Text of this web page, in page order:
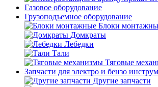
Газовое оборудование
Грузоподъемное оборудование
Блоки
Домкраты
Лебедки
Тали
Тяговые
Запчасти для электро и бензо
Другие запчасти